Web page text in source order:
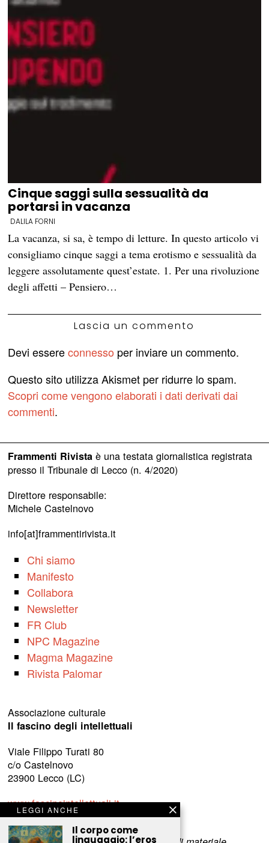
Cinque saggi sulla sessualità da
portarsi in vacanza
DALILA FORNI
La vacanza, si sa, è tempo di letture. In questo articolo vi
consigliamo cinque saggi a tema erotismo e sessualità da
leggere assolutamente quest’estate. 1. Per una rivoluzione
degli affetti – Pensiero…
Lascia un commento
Devi essereconnesso per inviare un commento.
Questo sito utilizza Akismet per ridurre lo spam.
Scopri come vengono elaborati i dati derivati dai
commenti.
Frammenti Rivistaè una testata giornalistica registrata
presso il Tribunale di Lecco (n. 4/2020)
Direttore responsabile:
Michele Castelnovo
info[at]frammentirivista.it
Chi siamo
Manifesto
Collabora
Newsletter
FR Club
NPC Magazine
Magma Magazine
Rivista Palomar
Associazione culturale
Il fascino degli intellettuali
Viale Filippo Turati 80
c/o Castelnovo
23900 Lecco (LC)
www.fascinointellettuali.it
info[at]fascinointellettuali.it
LEGGI ANCHE
Il corpo come
linguaggio: l’eros